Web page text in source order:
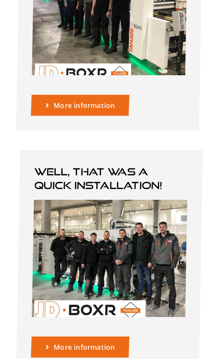
More information
Well, that was a
quick installation!
More information